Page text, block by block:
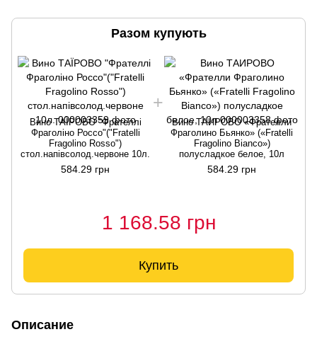
Разом купують
Вино ТАЇРОВО "Фрателлі
Фраголіно Россо"("Fratelli
Fragolino Rosso")
стол.напівсолод.червоне 10л.
584.29 грн
Вино ТАИРОВО «Фрателли
Фраголино Бьянко» («Fratelli
Fragolino Bianco»)
полусладкое белое, 10л
584.29 грн
1 168.58 грн
Купить
Описание